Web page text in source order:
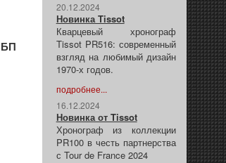
20.12.2024
Новинка Tissot
Кварцевый хронограф
Tissot PR516: современный
взгляд на любимый дизайн
1970-х годов.
подробнее...
16.12.2024
Новинка от Tissot
Хронограф из коллекции
PR100 в честь партнерства
с Tour de France 2024